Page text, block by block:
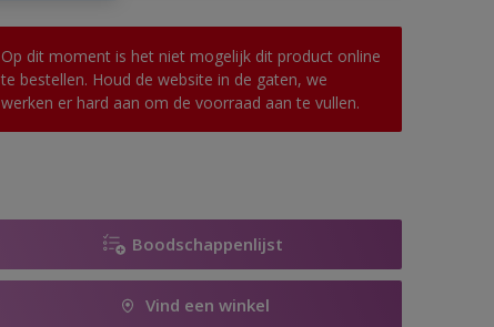
Op dit moment is het niet mogelijk dit product online
te bestellen. Houd de website in de gaten, we
werken er hard aan om de voorraad aan te vullen.
Boodschappenlijst
Vind een winkel